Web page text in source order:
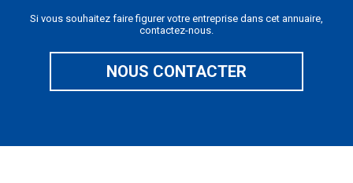
Si vous souhaitez faire figurer votre entreprise dans cet annuaire,
contactez-nous.
NOUS CONTACTER